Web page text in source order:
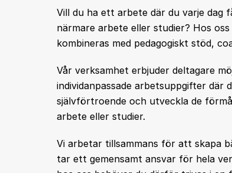
Vill du ha ett arbete där du varje
närmare arbete eller studier? Hos
kombineras med pedagogiskt stöd,
Vår verksamhet erbjuder deltagare
individanpassade arbetsuppgifter
självförtroende och utveckla de
arbete eller studier.
Vi arbetar tillsammans för att skapa
tar ett gemensamt ansvar för hela